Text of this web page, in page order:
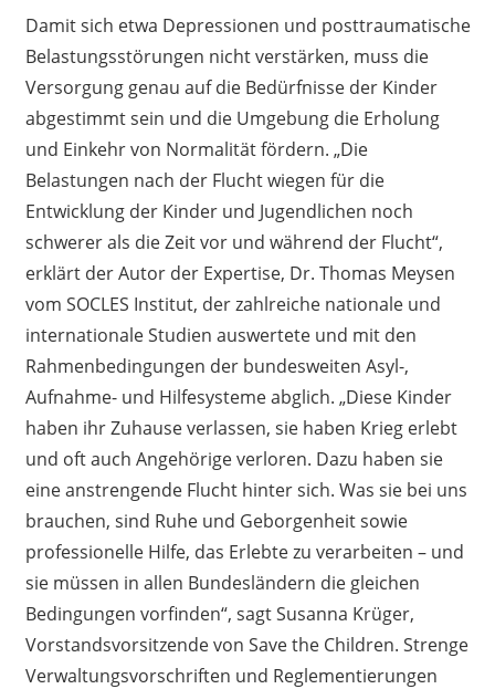
Damit sich etwa Depressionen und posttraumatische
Belastungsstörungen nicht verstärken, muss die
Versorgung genau auf die Bedürfnisse der Kinder
abgestimmt sein und die Umgebung die Erholung
und Einkehr von Normalität fördern. „Die
Belastungen nach der Flucht wiegen für die
Entwicklung der Kinder und Jugendlichen noch
schwerer als die Zeit vor und während der Flucht“,
erklärt der Autor der Expertise, Dr. Thomas Meysen
vom SOCLES Institut, der zahlreiche nationale und
internationale Studien auswertete und mit den
Rahmenbedingungen der bundesweiten Asyl-,
Aufnahme- und Hilfesysteme abglich. „Diese Kinder
haben ihr Zuhause verlassen, sie haben Krieg erlebt
und oft auch Angehörige verloren. Dazu haben sie
eine anstrengende Flucht hinter sich. Was sie bei uns
brauchen, sind Ruhe und Geborgenheit sowie
professionelle Hilfe, das Erlebte zu verarbeiten – und
sie müssen in allen Bundesländern die gleichen
Bedingungen vorfinden“, sagt Susanna Krüger,
Vorstandsvorsitzende von Save the Children. Strenge
Verwaltungsvorschriften und Reglementierungen